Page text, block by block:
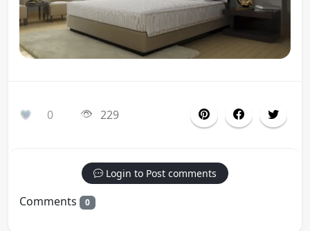
0 229
Login to Post comments
Comments 0